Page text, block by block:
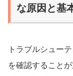
な原因と基
トラブルシュー
を確認すること